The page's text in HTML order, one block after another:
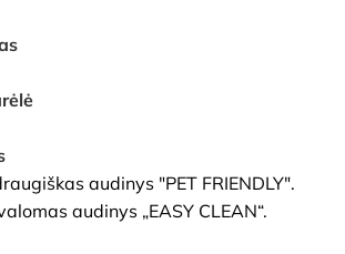
audinys "PET FRIENDLY".
audinys „EASY CLEAN“.